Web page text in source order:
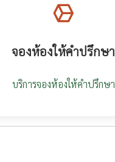
จองห้องให้คำปรึกษา
บริการจองห้องให้คำปรึกษา